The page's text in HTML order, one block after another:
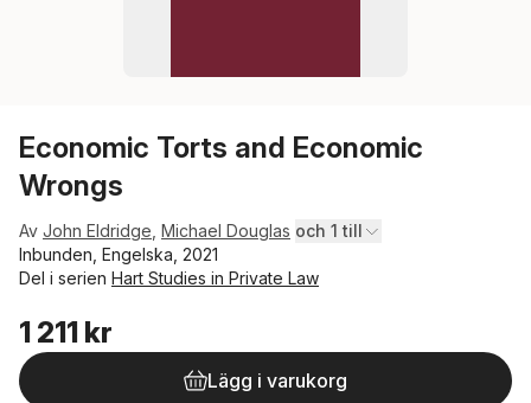
Economic Torts and Economic
Wrongs
Av John Eldridge Michael Douglas och 1 till
Inbunden, Engelska, 2021
Del i serien Hart Studies in Private Law
1 211 kr
Lägg i varukorg